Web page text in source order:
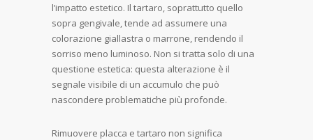
l’impatto estetico. Il tartaro, soprattutto quello
sopra gengivale, tende ad assumere una
colorazione giallastra o marrone, rendendo il
sorriso meno luminoso. Non si tratta solo di una
questione estetica: questa alterazione è il
segnale visibile di un accumulo che può
nascondere problematiche più profonde.
Rimuovere placca e tartaro non significa